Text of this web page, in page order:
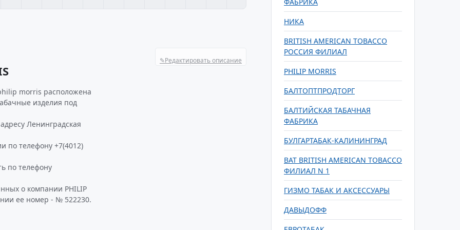
✎Редактировать описание
morris расположена
изделия под
Ленинградская
по телефону +7(4012)
по телефону
о компании PHILIP
ее номер - № 522230.
НИКА
BRITISH AMERICAN TOBACCO
РОССИЯ ФИЛИАЛ
PHILIP MORRIS
БАЛТОПТПРОДТОРГ
БАЛТИЙСКАЯ ТАБАЧНАЯ
ФАБРИКА
БУЛГАРТАБАК-КАЛИНИНГРАД
ВАТ BRITISH AMERICAN TOBACCO
ФИЛИАЛ N 1
ГИЗМО ТАБАК И АКСЕССУАРЫ
ДАВЫДОФФ